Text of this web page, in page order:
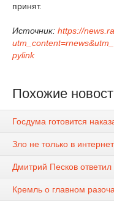
принят.
Источник: https://
pylink
Похожие
Госдума готовится
Зло не только в
Дмитрий Песков ответил
Кремль о главном